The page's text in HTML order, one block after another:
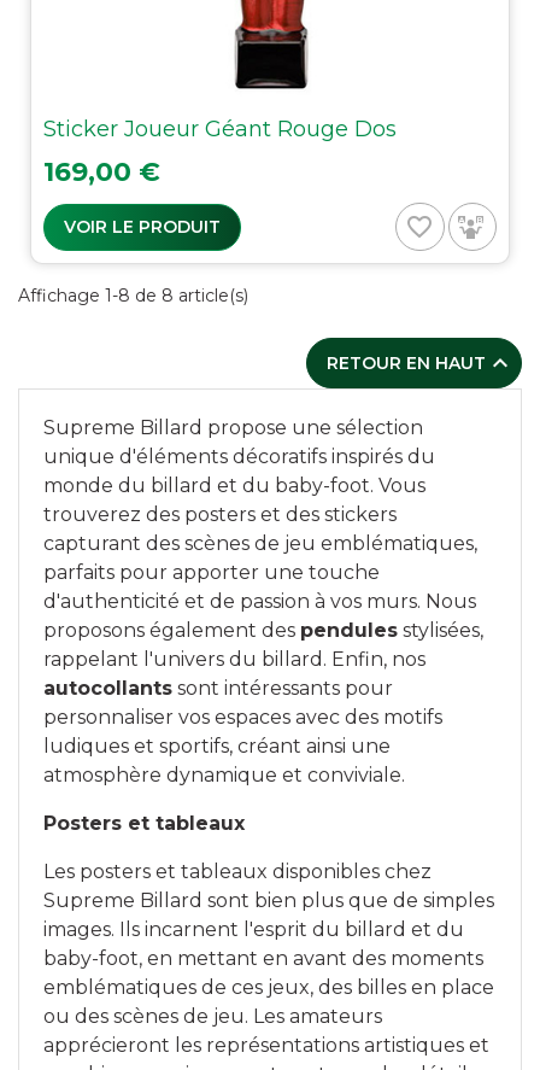
Sticker Joueur Géant Rouge Dos
Prix
169,00 €
VOIR LE PRODUIT favorite_border
Affichage 1-8 de 8 article(s)
RETOUR EN HAUT 
Supreme Billard propose une sélection
unique d'éléments décoratifs inspirés du
monde du billard et du baby-foot. Vous
trouverez des posters et des stickers
capturant des scènes de jeu emblématiques,
parfaits pour apporter une touche
d'authenticité et de passion à vos murs. Nous
proposons également des pendules stylisées,
rappelant l'univers du billard. Enfin, nos
autocollants sont intéressants pour
personnaliser vos espaces avec des motifs
ludiques et sportifs, créant ainsi une
atmosphère dynamique et conviviale.
Posters et tableaux
Les posters et tableaux disponibles chez
Supreme Billard sont bien plus que de simples
images. Ils incarnent l'esprit du billard et du
baby-foot, en mettant en avant des moments
emblématiques de ces jeux, des billes en place
ou des scènes de jeu. Les amateurs
apprécieront les représentations artistiques et